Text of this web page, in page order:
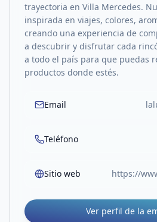
trayectoria en Villa Mercedes.
inspirada en viajes, colores,
creando una experiencia de
a descubrir y disfrutar cada
a todo el país para que puedas
productos donde estés.
Email
Teléfono
Sitio web https://
Ver perfil de la